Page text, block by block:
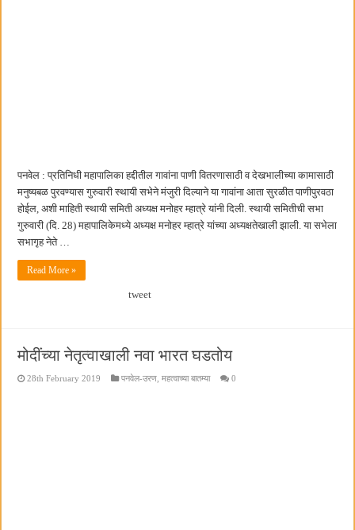
पनवेल : प्रतिनिधी महापालिका हद्दीतील गावांना पाणी वितरणासाठी व देखभालीच्या कामासाठी
मनुष्यबळ पुरवण्यास गुरुवारी स्थायी सभेने मंजुरी दिल्याने या गावांना आता सुरळीत पाणीपुरवठा
होईल, अशी माहिती स्थायी समिती अध्यक्ष मनोहर म्हात्रे यांनी दिली. स्थायी समितीची सभा
गुरुवारी (दि. 28) महापालिकेमध्ये अध्यक्ष मनोहर म्हात्रे यांच्या अध्यक्षतेखाली झाली. या सभेला
सभागृह नेते …
Read More »
tweet
मोदींच्या नेतृत्वाखाली नवा भारत घडतोय
28th February 2019 पनवेल-उरण ,महत्वाच्या बातम्या 0